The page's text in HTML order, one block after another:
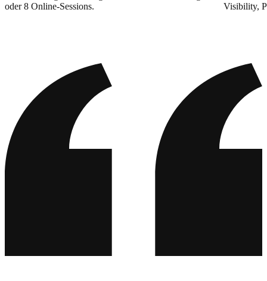
oder 8 Online-Sessions.
Visibility,